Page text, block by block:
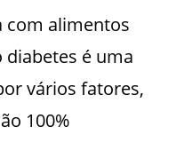
com alimentos
diabetes é uma
vários fatores,
100%